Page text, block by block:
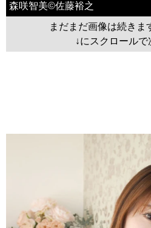
森咲智美©佐藤裕之
まだまだ画像は続きま
↓にスクロールで